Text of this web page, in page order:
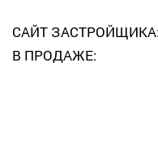
САЙТ ЗАСТРОЙЩИКА:
В ПРОДАЖЕ: